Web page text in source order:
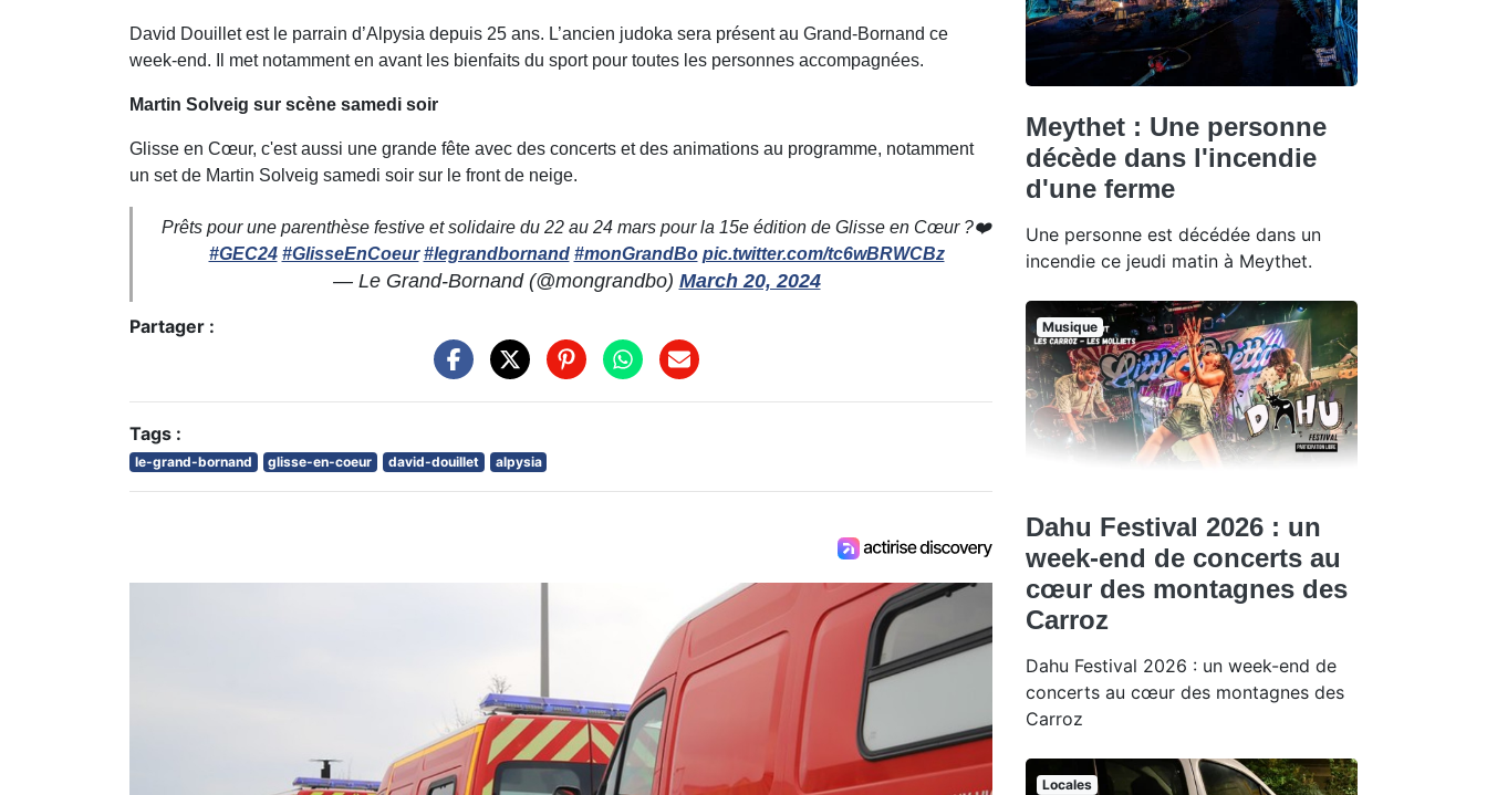
David Douillet est le parrain d’Alpysia depuis 25 ans. L’ancien judoka sera présent au Grand-Bornand ce
week-end. Il met notamment en avant les bienfaits du sport pour toutes les personnes accompagnées.
Martin Solveig sur scène samedi soir
Glisse en Cœur, c'est aussi une grande fête avec des concerts et des animations au programme, notamment
un set de Martin Solveig samedi soir sur le front de neige.
Prêts pour une parenthèse festive et solidaire du 22 au 24 mars pour la 15e édition de Glisse en Cœur ?❤️
#GEC24 #GlisseEnCoeur #legrandbornand #monGrandBo pic.twitter.com/tc6wBRWCBz
— Le Grand-Bornand (@mongrandbo) March 20, 2024
Partager :
Tags :
le-grand-bornand glisse-en-coeur david-douillet alpysia
Meythet : Une personne
décède dans l'incendie
d'une ferme
Une personne est décédée dans un
incendie ce jeudi matin à Meythet.
Musique
Dahu Festival 2026 : un
week-end de concerts au
cœur des montagnes des
Carroz
Dahu Festival 2026 : un week-end de
concerts au cœur des montagnes des
Carroz
Locales